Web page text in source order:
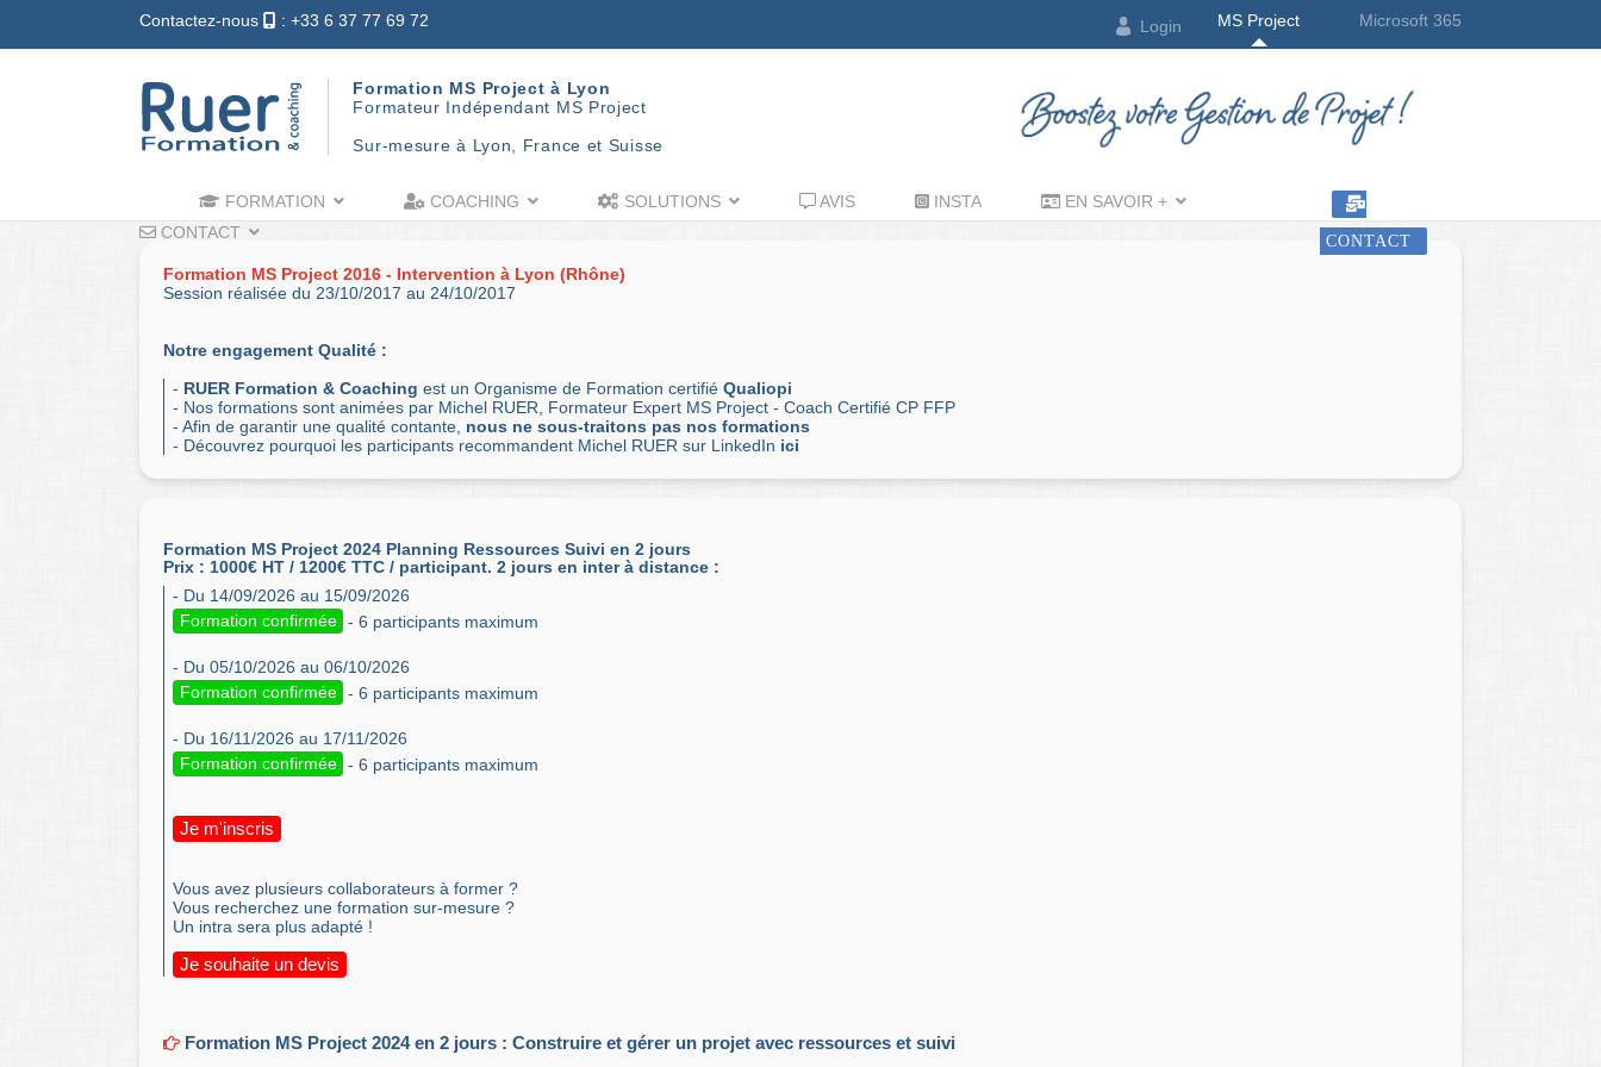
Contactez-nous : +33 6 37 77 69 72 Login MS Project Microsoft 365
Formation MS Project à Lyon
Formateur Indépendant MS Project
Sur-mesure à Lyon, France et Suisse
CONTACT
FORMATION COACHING SOLUTIONS AVIS INSTA
EN SAVOIR +
CONTACT
Formation MS Project 2016 - Intervention à Lyon (Rhône)
Session réalisée du 23/10/2017 au 24/10/2017
Notre engagement Qualité :
- RUER Formation & Coaching est un Organisme de Formation certifié Qualiopi
- Nos formations sont animées par Michel RUER, Formateur Expert MS Project - Coach Certifié CP FFP
- Afin de garantir une qualité contante, nous ne sous-traitons pas nos formations
- Découvrez pourquoi les participants recommandent Michel RUER sur LinkedIn ici
Formation MS Project 2024 Planning Ressources Suivi en 2 jours
Prix : 1000€ HT / 1200€ TTC / participant. 2 jours en inter à distance :
- Du 14/09/2026 au 15/09/2026
Formation confirmée - 6 participants maximum
- Du 05/10/2026 au 06/10/2026
Formation confirmée - 6 participants maximum
- Du 16/11/2026 au 17/11/2026
Formation confirmée - 6 participants maximum
Je m'inscris
Vous avez plusieurs collaborateurs à former ?
Vous recherchez une formation sur-mesure ?
Un intra sera plus adapté !
Je souhaite un devis
Formation MS Project 2024 en 2 jours : Construire et gérer un projet avec ressources et suivi